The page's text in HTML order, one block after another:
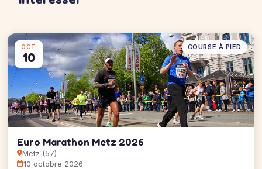
OCT
10
COURSE À PIED
Euro Marathon Metz 2026
Metz (57)
10 octobre 2026